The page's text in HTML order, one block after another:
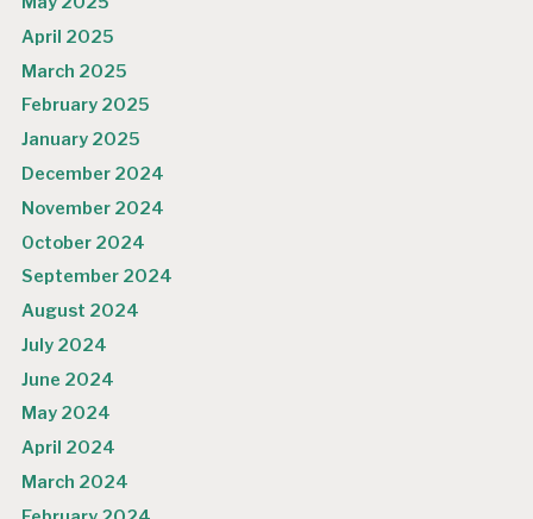
April 2025
March 2025
February 2025
January 2025
December 2024
November 2024
October 2024
September 2024
August 2024
July 2024
June 2024
May 2024
April 2024
March 2024